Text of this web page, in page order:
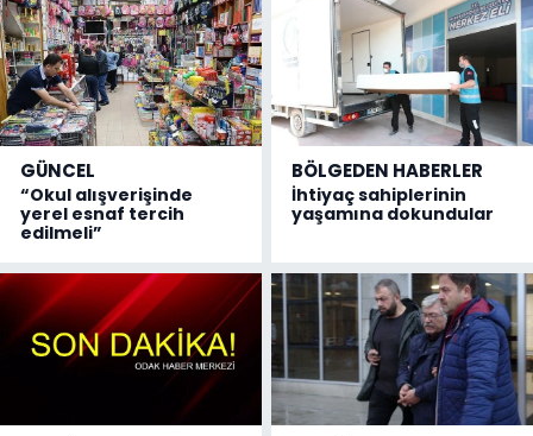
GÜNCEL
“Okul alışverişinde
yerel esnaf tercih
edilmeli”
BÖLGEDEN HABERLER
İhtiyaç sahiplerinin
yaşamına dokundular